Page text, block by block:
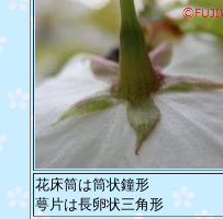
花床筒は筒状鐘形
萼片は長卵状三角形